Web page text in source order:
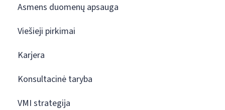
Asmens duomenų apsauga
Viešieji pirkimai
Karjera
Konsultacinė taryba
VMI strategija